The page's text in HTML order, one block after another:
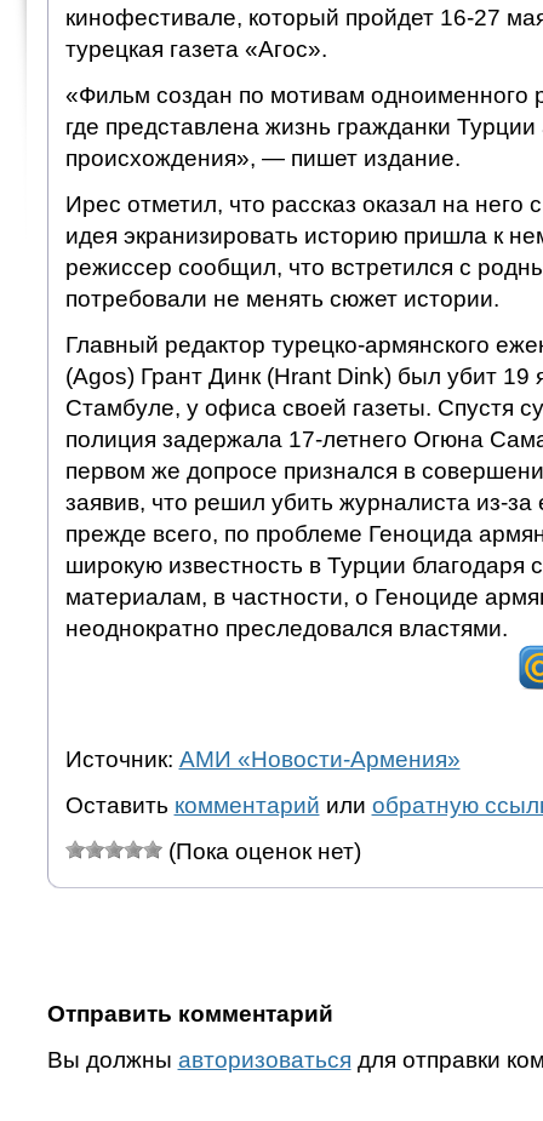
кинофестивале, который пройдет 16-27
турецкая газета «Агос».
«Фильм создан по мотивам одноименного
где представлена жизнь гражданки Турции
происхождения», — пишет издание.
Ирес отметил, что рассказ оказал на него
идея экранизировать историю пришла к
режиссер сообщил, что встретился с
потребовали не менять сюжет истории.
Главный редактор турецко-армянского
(Agos) Грант Динк (Hrant Dink) был убит 19
Стамбуле, у офиса своей газеты. Спустя
полиция задержала 17-летнего Огюна
первом же допросе признался в
заявив, что решил убить журналиста из-за
прежде всего, по проблеме Геноцида
широкую известность в Турции благодаря
материалам, в частности, о Геноциде
неоднократно преследовался властями.
Источник: АМИ «Новости-Армения»
Оставить комментарий или обратную
(Пока оценок нет)
Отправить комментарий
Вы должны авторизоваться для отправки